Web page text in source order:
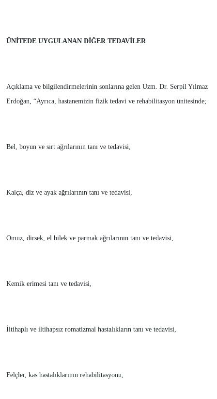
ÜNİTEDE UYGULANAN DİĞER TEDAVİLER
Açıklama ve bilgilendirmelerinin sonlarına gelen Uzm. Dr. Serpil Yılmaz
Erdoğan, “Ayrıca, hastanemizin fizik tedavi ve rehabilitasyon ünitesinde;
Bel, boyun ve sırt ağrılarının tanı ve tedavisi,
Kalça, diz ve ayak ağrılarının tanı ve tedavisi,
Omuz, dirsek, el bilek ve parmak ağrılarının tanı ve tedavisi,
Kemik erimesi tanı ve tedavisi,
İltihaplı ve iltihapsız romatizmal hastalıkların tanı ve tedavisi,
Felçler, kas hastalıklarının rehabilitasyonu,